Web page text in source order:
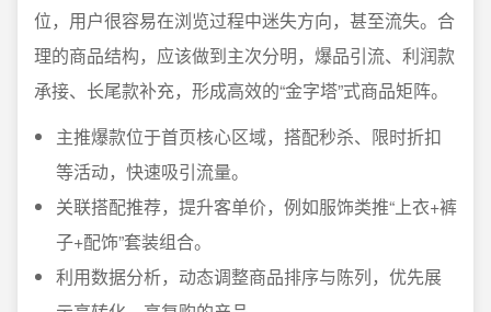
位，用户很容易在浏览过程中迷失方向，甚至流失。合
理的商品结构，应该做到主次分明，爆品引流、利润款
承接、长尾款补充，形成高效的“金字塔”式商品矩阵。
主推爆款位于首页核心区域，搭配秒杀、限时折扣
等活动，快速吸引流量。
关联搭配推荐，提升客单价，例如服饰类推“上衣+裤
子+配饰”套装组合。
利用数据分析，动态调整商品排序与陈列，优先展